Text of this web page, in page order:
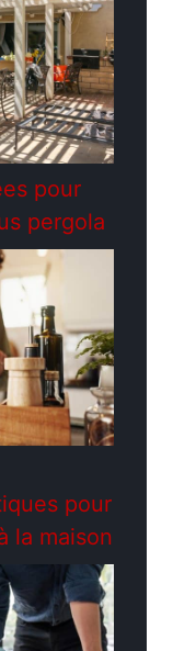
pour
pergola
pour
la maison